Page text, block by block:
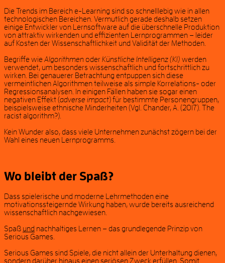
Die Trends im Bereich e-Learning sind so schnelllebig wie in allen
technologischen Bereichen. Vermutlich gerade deshalb setzen
einige Entwickler von Lernsoftware auf die überschnelle Produktion
von attraktiv wirkenden und effizienten Lernprogrammen – leider
auf Kosten der Wissenschaftlichkeit und Validität der Methoden.
Begriffe wieAlgorithmenoderKünstliche Intelligenz (KI) werden
verwendet, um besonders wissenschaftlich und fortschrittlich zu
wirken. Bei genauerer Betrachtung entpuppen sich diese
vermeintlichen Algorithmen teilweise als simple Korrelations- oder
Regressionsanalysen. In einigen Fällen haben sie sogar einen
negativen Effekt (adverse impact) für bestimmte Personengruppen,
beispielsweise ethnische Minderheiten (Vgl. Chander, A. (2017). The
racist algorithm?).
Kein Wunder also, dass viele Unternehmen zunächst zögern bei der
Wahl eines neuen Lernprogramms.
Wo bleibt der Spaß?
Dass spielerische und moderne Lehrmethoden eine
motivationssteigernde Wirkung haben, wurde bereits ausreichend
wissenschaftlich nachgewiesen.
Spaß und nachhaltiges Lernen – das grundlegende Prinzip von
Serious Games.
Serious Games sind Spiele, die nicht allein der Unterhaltung dienen,
sondern darüber hinaus einen seriösen Zweck erfüllen. Somit